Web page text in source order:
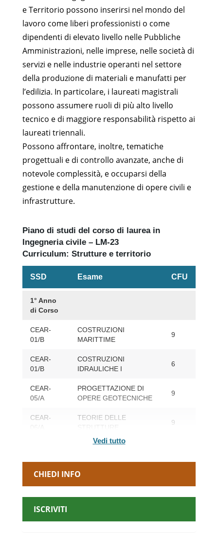
e Territorio possono inserirsi nel mondo del
lavoro come liberi professionisti o come
dipendenti di elevato livello nelle Pubbliche
Amministrazioni, nelle imprese, nelle società di
servizi e nelle industrie operanti nel settore
della produzione di materiali e manufatti per
l’edilizia. In particolare, i laureati magistrali
possono assumere ruoli di più alto livello
tecnico e di maggiore responsabilità rispetto ai
laureati triennali.
Possono affrontare, inoltre, tematiche
progettuali e di controllo avanzate, anche di
notevole complessità, e occuparsi della
gestione e della manutenzione di opere civili e
infrastrutture.
Piano di studi del corso di laurea in
Ingegneria civile – LM-23
Curriculum: Strutture e territorio
SSD Esame CFU
1° Anno
di Corso
CEAR-
01/B
COSTRUZIONI
MARITTIME
9
CEAR-
01/B
COSTRUZIONI
IDRAULICHE I
6
CEAR-
05/A
PROGETTAZIONE DI
OPERE GEOTECNICHE
9
CEAR-
TEORIE DELLE
9
07/A
COMPLEMENTI DI
ANALISI E PROGETTO
DI SISTEMI
9
Vedi tutto
CHIEDI INFO
ISCRIVITI